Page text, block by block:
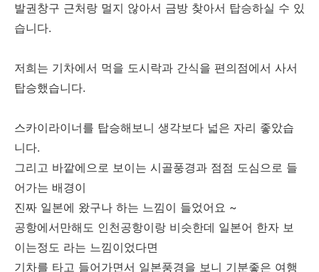
발권창구 근처랑 멀지 않아서 금방 찾아서 탑승하실 수 있
습니다.
저희는 기차에서 먹을 도시락과 간식을 편의점에서 사서
탑승했습니다.
스카이라이너를 탑승해보니 생각보다 넓은 자리 좋았습
니다.
그리고 바깥에으로 보이는 시골풍경과 점점 도심으로 들
어가는 배경이
진짜 일본에 왔구나 하는 느낌이 들었어요 ~
공항에서만해도 인천공항이랑 비슷한데 일본어 한자 보
이는정도 라는 느낌이었다면
기차를 타고 들어가면서 일본풍경을 보니 기분좋은 여행